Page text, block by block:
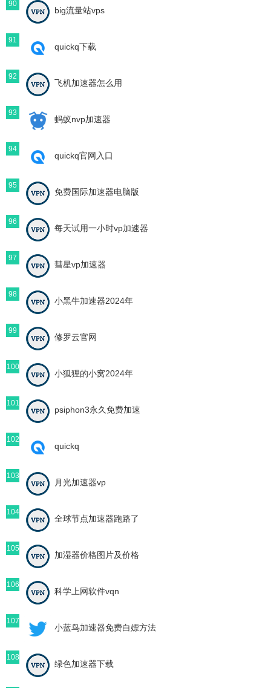
90
big流量站vps
91
quickq下载
92
飞机加速器怎么用
93
蚂蚁nvp加速器
94
quickq官网入口
95
免费国际加速器电脑版
96
每天试用一小时vp加速器
97
彗星vp加速器
98
小黑牛加速器2024年
99
修罗云官网
100
小狐狸的小窝2024年
101
psiphon3永久免费加速
102
quickq
103
月光加速器vp
104
全球节点加速器跑路了
105
加湿器价格图片及价格
106
科学上网软件vqn
107
小蓝鸟加速器免费白嫖方法
108
绿色加速器下载